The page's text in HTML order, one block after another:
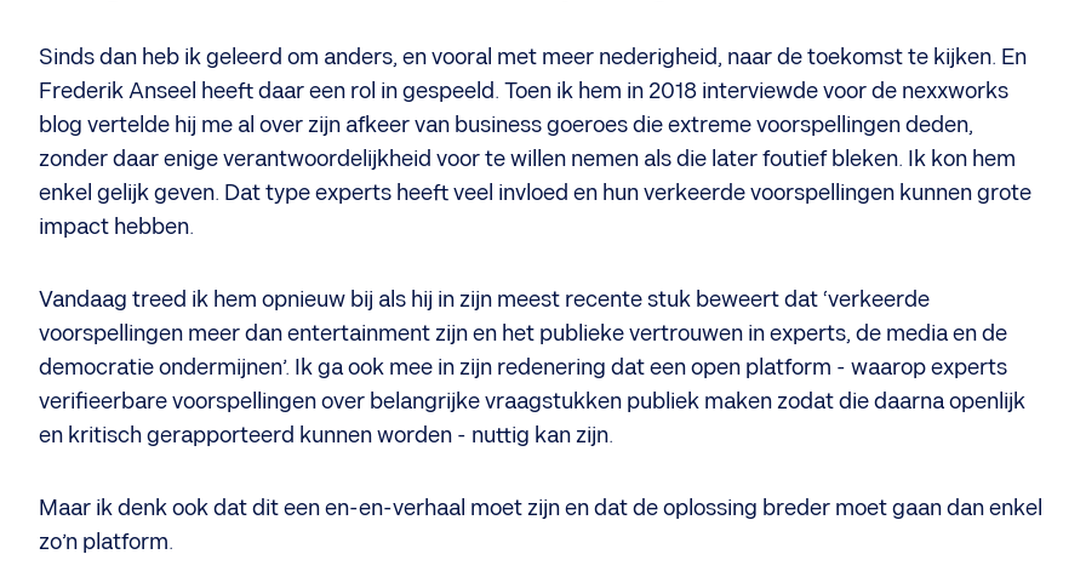
Sinds dan heb ik geleerd om anders, en vooral met meer nederigheid, naar de toekomst te kijken. En
Frederik Anseel heeft daar een rol in gespeeld. Toen ik hem in 2018 interviewde voor de nexxworks
blog vertelde hij me al over zijn afkeer van business goeroes die extreme voorspellingen deden,
zonder daar enige verantwoordelijkheid voor te willen nemen als die later foutief bleken. Ik kon hem
enkel gelijk geven. Dat type experts heeft veel invloed en hun verkeerde voorspellingen kunnen grote
impact hebben.
Vandaag treed ik hem opnieuw bij als hij in zijn meest recente stuk beweert dat ‘verkeerde
voorspellingen meer dan entertainment zijn en het publieke vertrouwen in experts, de media en de
democratie ondermijnen’. Ik ga ook mee in zijn redenering dat een open platform - waarop experts
verifieerbare voorspellingen over belangrijke vraagstukken publiek maken zodat die daarna openlijk
en kritisch gerapporteerd kunnen worden - nuttig kan zijn.
Maar ik denk ook dat dit een en-en-verhaal moet zijn en dat de oplossing breder moet gaan dan enkel
zo’n platform.